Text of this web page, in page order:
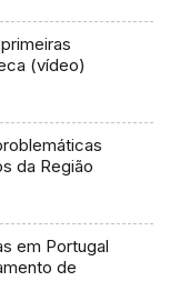
(vídeo)
da Região
em Portugal
de